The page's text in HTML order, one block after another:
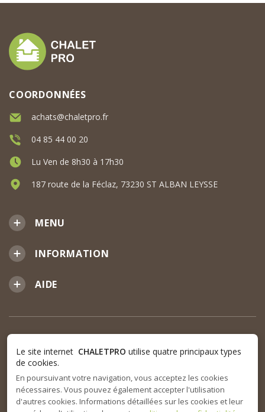
MENU
INFORMATION
AIDE
COORDONNÉES
achats@chaletpro.fr
04 85 44 00 20
Lu Ven de 8h30 à 17h30
187 route de la Féclaz, 73230 ST ALBAN LEYSSE
Le site internet CHALETPRO utilise quatre principaux types
de cookies.
En poursuivant votre navigation, vous acceptez les cookies
nécessaires. Vous pouvez également accepter l'utilisation
d'autres cookies. Informations détaillées sur les cookies et leur